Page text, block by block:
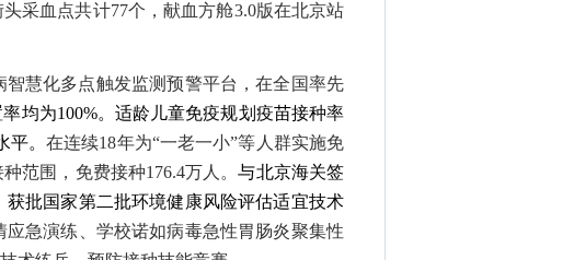
头采血点共计77个 ，献血方舱3.0版在北京站
慧化多点触发监测预警平台，在全国率先
均为100%。适龄儿童免疫规划疫苗接种率
平。在连续18年为“一老一小”等人群实施免
范围， 免费接种1 76.4万 人。与北京海关签
获批国家第二批环境健康风险评估适宜技术
急演练、 学校诺如病毒急性胃肠炎聚集性